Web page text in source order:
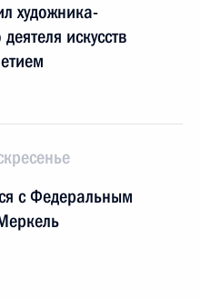
художника-
искусств
с Федеральным